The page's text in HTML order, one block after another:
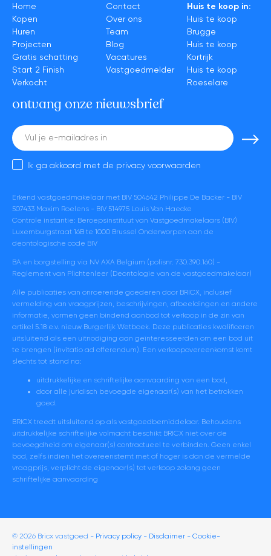
Home
Kopen
Huren
Projecten
Gratis schatting
Start 2 Finish
Verkocht
Contact
Over ons
Team
Blog
Vacatures
Vastgoedmelder
Huis te koop in:
Huis te koop
Brugge
Huis te koop
Kortrijk
Huis te koop
Roeselare
ontvang onze nieuwsbrief
E-
mail
Ik ga akkoord met de privacy voorwaarden
Erkend vastgoedmakelaar met BIV 504642 Philippe De Backer - BIV
507433 Maxim Roelens - BIV 514975 Louis Van Haecke
Controle instantie: Beroepsinstituut van Vastgoedmakelaars (BIV)
Luxemburgstraat 16B te 1000 Brussel Onderworpen aan de
deontologische code BIV
BA en borgstelling via NV AXA Belgium (polisnr. 730.390.160) -
Reglement van Plichtenleer (Deontologie van de vastgoedmakelaar)
Alle publicaties van onroerende goederen door BRICX, inclusief
vermelding van vraagprijzen, beschrijvingen, afbeeldingen en andere
informatie, vormen geen bindend aanbod tot verkoop in de zin van
artikel 5.18 e.v. nieuw Burgerlijk Wetboek. Deze publicaties kwalificeren
uitsluitend als een uitnodiging aan geïnteresseerden om een bod uit
te brengen (invitatio ad offerendum). Een verkoopovereenkomst komt
slechts tot stand na:
uitdrukkelijke en schriftelijke aanvaarding van een bod,
door alle juridisch bevoegde eigenaar(s) van het betrokken
goed.
BRICX treedt uitsluitend op als vastgoedbemiddelaar. Behoudens
uitdrukkelijke schriftelijke volmacht beschikt BRICX niet over de
bevoegdheid om eigenaar(s) contractueel te verbinden. Geen enkel
bod, zelfs indien het overeenstemt met of hoger is dan de vermelde
vraagprijs, verplicht de eigenaar(s) tot verkoop zolang geen
schriftelijke aanvaarding
© 2026 Bricx vastgoed Privacy policy Disclaimer - Cookie-
instellingen